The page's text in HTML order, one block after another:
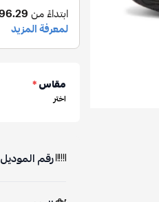
مقاس*
اختر
رقم الموديل